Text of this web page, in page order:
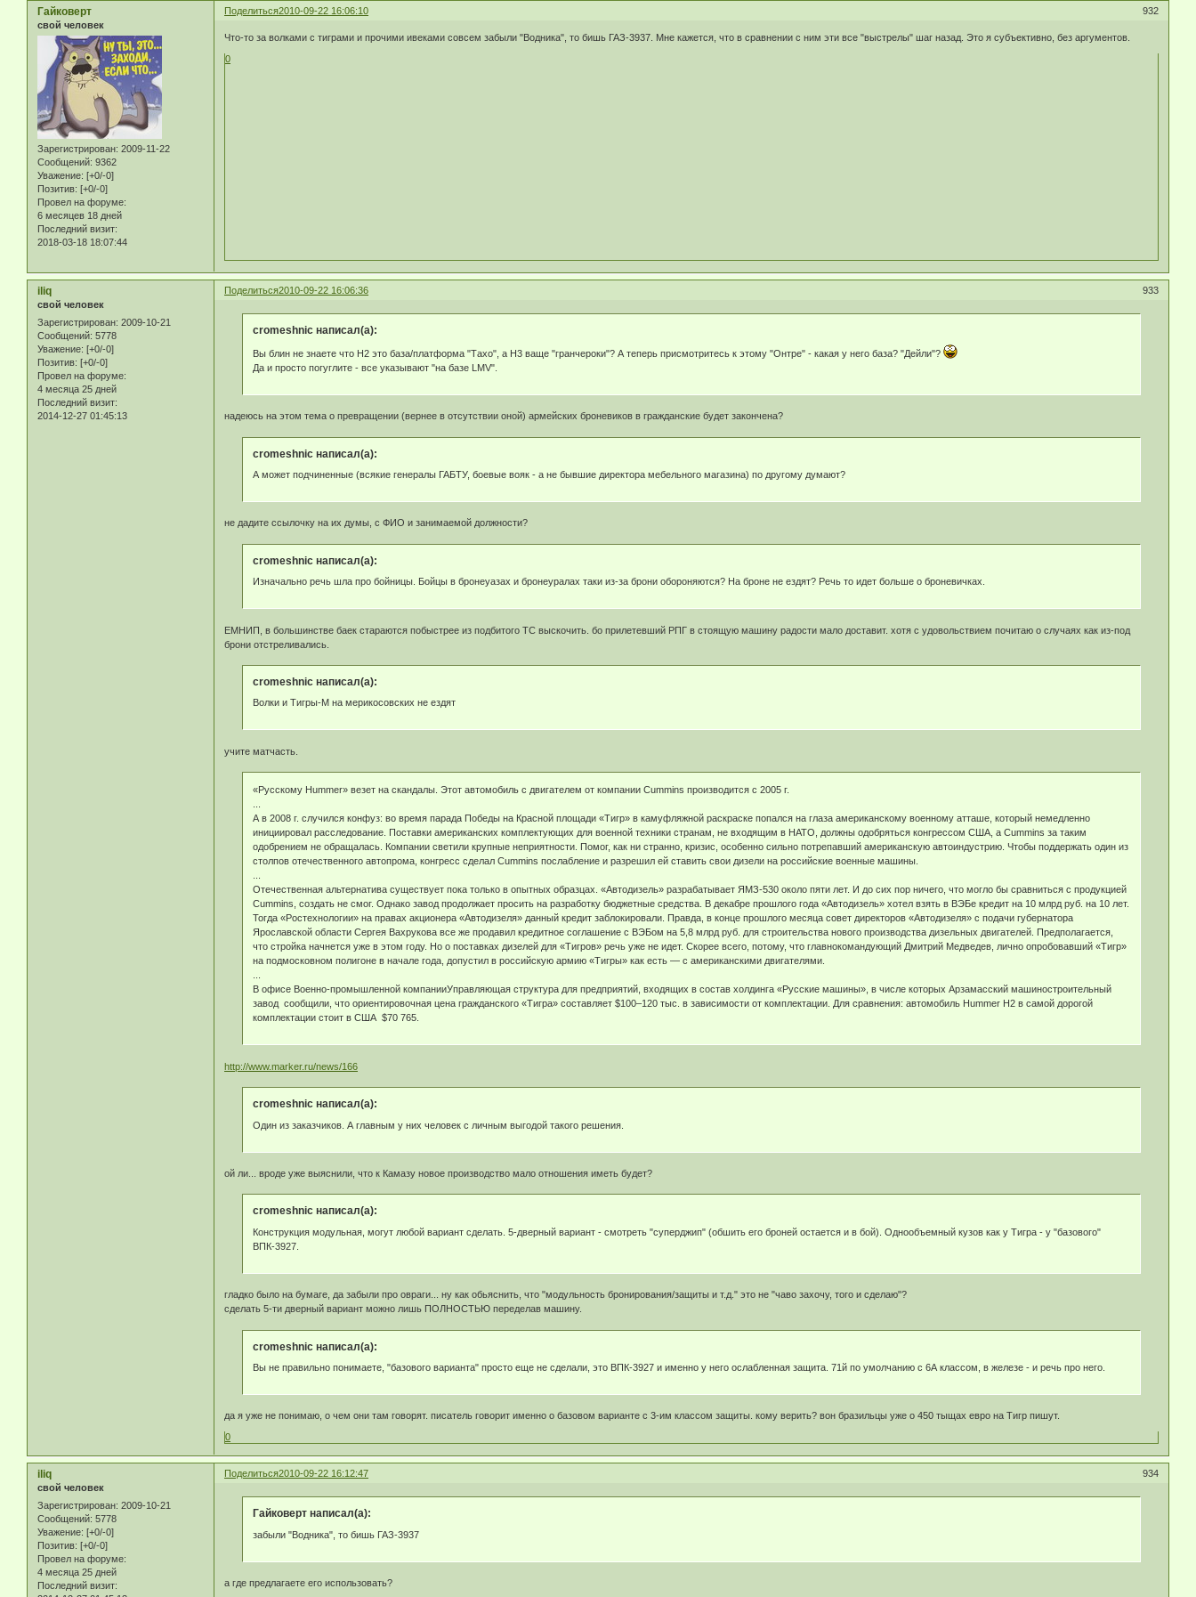
Поделиться 932
2010-09-22 16:06:10
Гайковерт
свой человек
Зарегистрирован: 2009-11-22
Сообщений: 9362
Уважение: [+0/-0]
Позитив: [+0/-0]
Провел на форуме:
6 месяцев 18 дней
Последний визит:
2018-03-18 18:07:44
Что-то за волками с тиграми и прочими ивеками совсем забыли "Водника", то бишь ГАЗ-3937. Мне кажется, что в сравнении с ним эти все "выстрелы" шаг назад. Это я субъективно, без аргументов.
0
Поделиться 933
2010-09-22 16:06:36
iliq
свой человек
Зарегистрирован: 2009-10-21
Сообщений: 5778
Уважение: [+0/-0]
Позитив: [+0/-0]
Провел на форуме:
4 месяца 25 дней
Последний визит:
2014-12-27 01:45:13
cromeshnic написал(а):
Вы блин не знаете что H2 это база/платформа "Тахо", а Н3 ваще "гранчероки"? А теперь присмотритесь к этому "Онтре" - какая у него база? "Дейли"?
Да и просто погуглите - все указывают "на базе LMV".
надеюсь на этом тема о превращении (вернее в отсутствии оной) армейских броневиков в гражданские будет закончена?
cromeshnic написал(а):
А может подчиненные (всякие генералы ГАБТУ, боевые вояк - а не бывшие директора мебельного магазина) по другому думают?
не дадите ссылочку на их думы, с ФИО и занимаемой должности?
cromeshnic написал(а):
Изначально речь шла про бойницы. Бойцы в бронеуазах и бронеуралах таки из-за брони обороняются? На броне не ездят? Речь то идет больше о броневичках.
ЕМНИП, в большинстве баек стараются побыстрее из подбитого ТС выскочить. бо прилетевший РПГ в стоящую машину радости мало доставит. хотя с удовольствием почитаю о случаях как из-под
брони отстреливались.
cromeshnic написал(а):
Волки и Тигры-М на мерикосовских не ездят
учите матчасть.
«Русскому Hummer» везет на скандалы. Этот автомобиль с двигателем от компании Cummins производится с 2005 г.
А в 2008 г. случился конфуз: во время парада Победы на Красной площади «Тигр» в камуфляжной раскраске попался на глаза американскому военному атташе, который немедленно
инициировал расследование. Поставки американских комплектующих для военной техники странам, не входящим в НАТО, должны одобряться конгрессом США, а Cummins за таким
одобрением не обращалась. Компании светили крупные неприятности. Помог, как ни странно, кризис, особенно сильно потрепавший американскую автоиндустрию. Чтобы поддержать один из
столпов отечественного автопрома, конгресс сделал Cummins послабление и разрешил ей ставить свои дизели на российские военные машины.
Отечественная альтернатива существует пока только в опытных образцах. «Автодизель» разрабатывает ЯМЗ-530 около пяти лет. И до сих пор ничего, что могло бы сравниться с продукцией
Cummins, создать не смог. Однако завод продолжает просить на разработку бюджетные средства. В декабре прошлого года «Автодизель» хотел взять в ВЭБе кредит на 10 млрд руб. на 10 лет.
Тогда «Ростехнологии» на правах акционера «Автодизеля» данный кредит заблокировали. Правда, в конце прошлого месяца совет директоров «Автодизеля» с подачи губернатора
Ярославской области Сергея Вахрукова все же продавил кредитное соглашение с ВЭБом на 5,8 млрд руб. для строительства нового производства дизельных двигателей. Предполагается,
что стройка начнется уже в этом году. Но о поставках дизелей для «Тигров» речь уже не идет. Скорее всего, потому, что главнокомандующий Дмитрий Медведев, лично опробовавший «Тигр»
на подмосковном полигоне в начале года, допустил в российскую армию «Тигры» как есть — с американскими двигателями.
В офисе Военно-промышленной компанииУправляющая структура для предприятий, входящих в состав холдинга «Русские машины», в числе которых Арзамасский машиностроительный
завод сообщили, что ориентировочная цена гражданского «Тигра» составляет $100–120 тыс. в зависимости от комплектации. Для сравнения: автомобиль Hummer H2 в самой дорогой
комплектации стоит в США $70 765.
http://www.marker.ru/news/166
cromeshnic написал(а):
Один из заказчиков. А главным у них человек с личным выгодой такого решения.
ой ли... вроде уже выяснили, что к Камазу новое производство мало отношения иметь будет?
cromeshnic написал(а):
Конструкция модульная, могут любой вариант сделать. 5-дверный вариант - смотреть "суперджип" (обшить его броней остается и в бой). Однообъемный кузов как у Тигра - у "базового"
ВПК-3927.
гладко было на бумаге, да забыли про овраги... ну как обьяснить, что "модульность бронирования/защиты и т.д." это не "чаво захочу, того и сделаю"?
сделать 5-ти дверный вариант можно лишь ПОЛНОСТЬЮ переделав машину.
cromeshnic написал(а):
Вы не правильно понимаете, "базового варианта" просто еще не сделали, это ВПК-3927 и именно у него ослабленная защита. 71й по умолчанию с 6А классом, в железе - и речь про него.
да я уже не понимаю, о чем они там говорят. писатель говорит именно о базовом варианте с 3-им классом защиты. кому верить? вон бразильцы уже о 450 тыщах евро на Тигр пишут.
0
Поделиться 934
2010-09-22 16:12:47
iliq
свой человек
Зарегистрирован: 2009-10-21
Сообщений: 5778
Уважение: [+0/-0]
Позитив: [+0/-0]
Провел на форуме:
4 месяца 25 дней
Последний визит:
Гайковерт написал(а):
забыли "Водника", то бишь ГАЗ-3937
а где предлагаете его использовать?